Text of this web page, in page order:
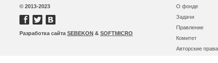
© 2013-2023
Разработка сайта SEBEKON & SOFTMICRO
О фонде
Задачи
Правление
Комитет
Авторские права